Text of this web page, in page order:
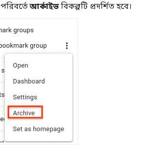
পরিবর্তেআর্কাইভ বিকল্পটি প্রদর্শিত হবে।